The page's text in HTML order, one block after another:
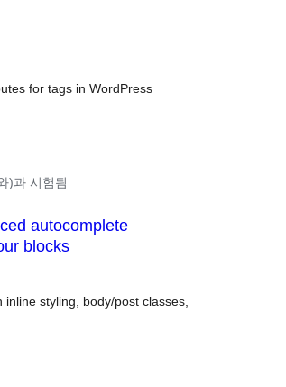
for tags in WordPress
)과 시험됨
autocomplete
blocks
styling, body/post classes,